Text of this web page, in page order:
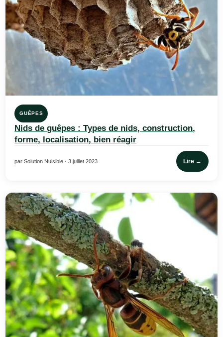
GUÊPES
Nids de guêpes : Types de nids, construction,
forme, localisation, bien réagir
par Solution Nuisible · 3 juillet 2023 Lire →